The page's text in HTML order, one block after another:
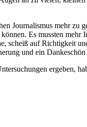
Journalismus mehr
können. Es mussten
scheiß auf Richtigkeit
und ein
ergeben,